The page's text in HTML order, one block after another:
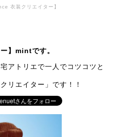
衣装クリエイター】
】mintです。
アトリエで一人でコツコツと
リエイター」です！！